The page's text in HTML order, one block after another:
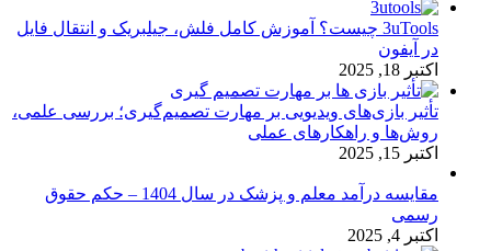
3uTools چیست؟ آموزش کامل فلش، جیلبریک و انتقال فایل
در آیفون
اکتبر 18, 2025
تأثیر بازی‌های ویدیویی بر مهارت تصمیم‌گیری؛ بررسی علمی،
روش‌ها و راهکارهای عملی
اکتبر 15, 2025
مقایسه درآمد معلم و پزشک در سال 1404 – حکم حقوق
رسمی
اکتبر 4, 2025